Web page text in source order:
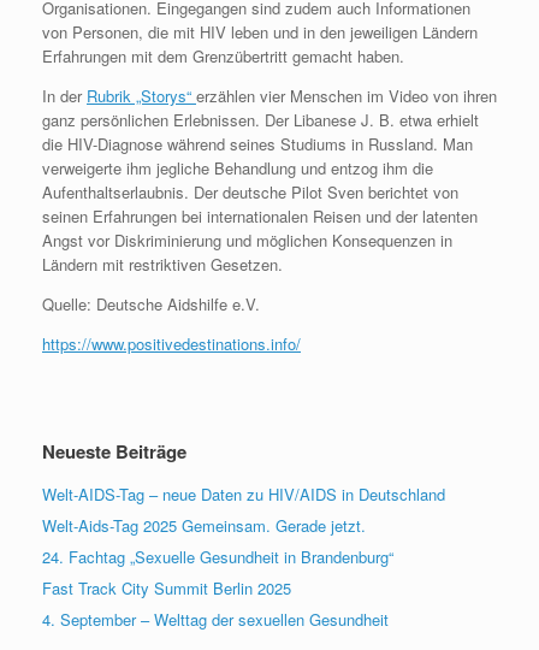
Organisationen. Eingegangen sind zudem auch Informationen
von Personen, die mit HIV leben und in den jeweiligen Ländern
Erfahrungen mit dem Grenzübertritt gemacht haben.
In der Rubrik „Storys“ erzählen vier Menschen im Video von ihren
ganz persönlichen Erlebnissen. Der Libanese J. B. etwa erhielt
die HIV-Diagnose während seines Studiums in Russland. Man
verweigerte ihm jegliche Behandlung und entzog ihm die
Aufenthaltserlaubnis. Der deutsche Pilot Sven berichtet von
seinen Erfahrungen bei internationalen Reisen und der latenten
Angst vor Diskriminierung und möglichen Konsequenzen in
Ländern mit restriktiven Gesetzen.
Quelle: Deutsche Aidshilfe e.V.
https://www.positivedestinations.info/
Neueste Beiträge
Welt-AIDS-Tag – neue Daten zu HIV/AIDS in Deutschland
Welt-Aids-Tag 2025 Gemeinsam. Gerade jetzt.
24. Fachtag „Sexuelle Gesundheit in Brandenburg“
Fast Track City Summit Berlin 2025
4. September – Welttag der sexuellen Gesundheit